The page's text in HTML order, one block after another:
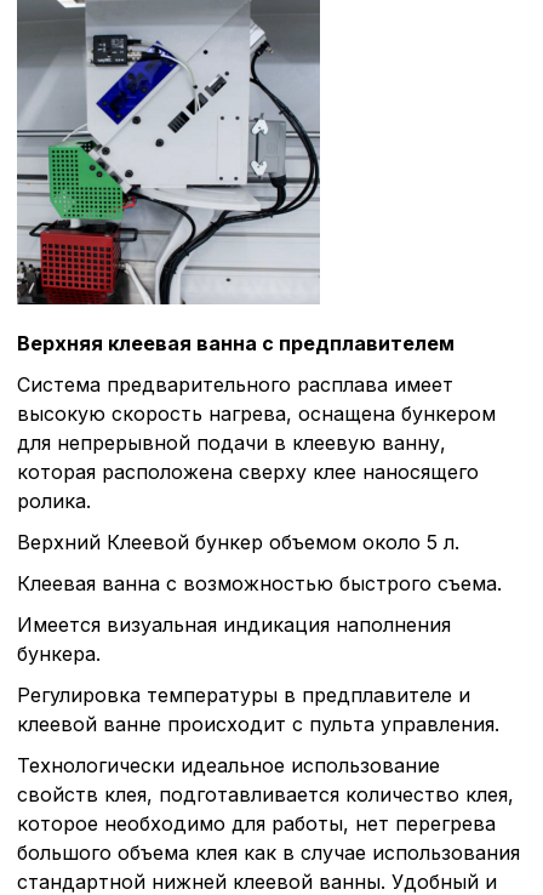
Верхняя клеевая ванна с предплавителем
Система предварительного расплава имеет
высокую скорость нагрева, оснащена бункером
для непрерывной подачи в клеевую ванну,
которая расположена сверху клее наносящего
ролика.
Верхний Клеевой бункер объемом около 5 л.
Клеевая ванна с возможностью быстрого съема.
Имеется визуальная индикация наполнения
бункера.
Регулировка температуры в предплавителе и
клеевой ванне происходит с пульта управления.
Технологически идеальное использование
свойств клея, подготавливается количество клея,
которое необходимо для работы, нет перегрева
большого объема клея как в случае использования
стандартной нижней клеевой ванны. Удобный и